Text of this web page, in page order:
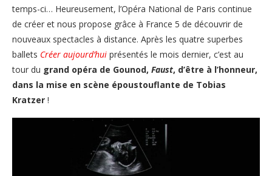
temps-ci… Heureusement, l’Opéra National de Paris continue
de créer et nous propose grâce à France 5 de découvrir de
nouveaux spectacles à distance. Après les quatre superbes
ballets Créer aujourd’hui présentés le mois dernier, c’est au
tour du grand opéra de Gounod, Faust, d’être à l’honneur,
dans la mise en scène époustouflante de Tobias
Kratzer !